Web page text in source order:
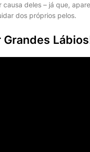
deles – já que,
dos próprios pelos.